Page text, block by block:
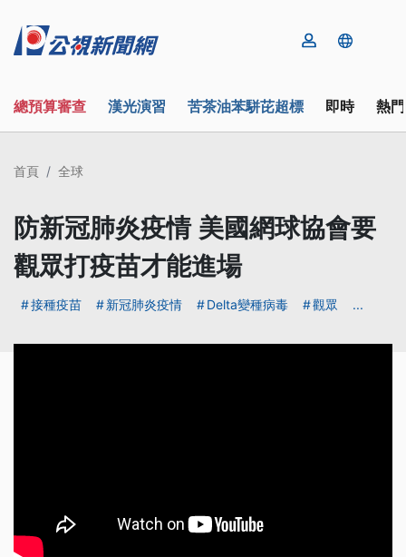
總預算審查 漢光演習 苦茶油苯駢芘超標 即時 熱
首頁 全球
防新冠肺炎疫情 美國網球協會要
觀眾打疫苗才能進場
接種疫苗 新冠肺炎疫情 Delta變種病毒 觀眾 ...